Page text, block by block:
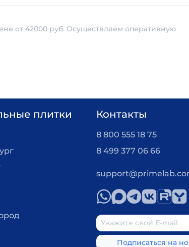
от 42000 руб. Осуществляем оперативную
плитки Контакты
8 800 555 18 75
8 499 377 06 66